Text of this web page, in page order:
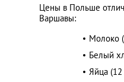
Цены в Польше
Варшавы:
Молоко
Белый
Яйца